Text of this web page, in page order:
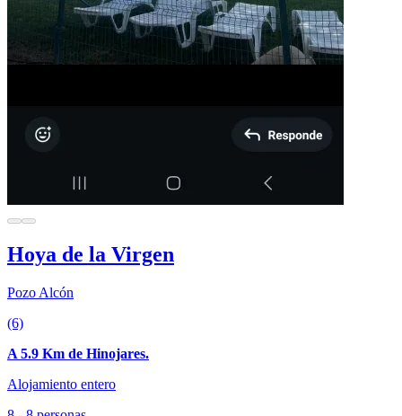
Hoya de la Virgen
Pozo Alcón
(6)
A 5.9 Km de Hinojares.
Alojamiento entero